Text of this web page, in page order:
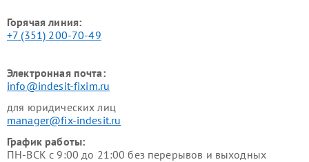
Горячая линия:
+7 (351) 200-70-49
Электронная почта:
info@indesit-fixim.ru
для юридических лиц
manager@fix-indesit.ru
График работы:
ПН-ВСК с 9:00 до 21:00 без перерывов и выходных